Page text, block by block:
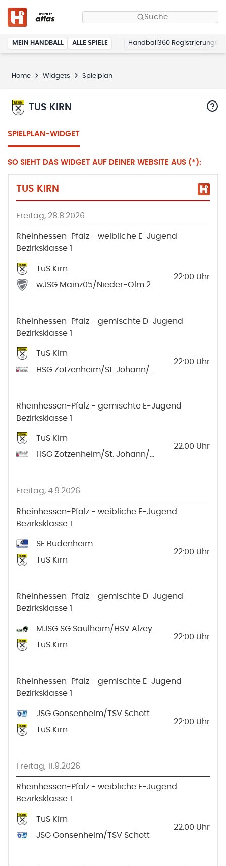
Suche
MEIN HANDBALL ALLE SPIELE Handball360 Registrierung
Home Widgets Spielplan
TUS KIRN
SPIELPLAN-WIDGET
SO SIEHT DAS WIDGET AUF DEINER WEBSITE AUS (*):
TUS KIRN
Freitag, 28.8.2026
Rheinhessen-Pfalz - weibliche E-Jugend
Bezirksklasse 1
TuS Kirn
wJSG Mainz05/Nieder-Olm 2
22:00 Uhr
Rheinhessen-Pfalz - gemischte D-Jugend
Bezirksklasse 1
TuS Kirn
22:00 Uhr
Rheinhessen-Pfalz - gemischte E-Jugend
Bezirksklasse 1
TuS Kirn
22:00 Uhr
Freitag, 4.9.2026
Rheinhessen-Pfalz - weibliche E-Jugend
Bezirksklasse 1
SF Budenheim
TuS Kirn
22:00 Uhr
Rheinhessen-Pfalz - gemischte D-Jugend
Bezirksklasse 1
TuS Kirn
22:00 Uhr
Rheinhessen-Pfalz - gemischte E-Jugend
Bezirksklasse 1
JSG Gonsenheim/TSV Schott
TuS Kirn
22:00 Uhr
Freitag, 11.9.2026
Rheinhessen-Pfalz - weibliche E-Jugend
Bezirksklasse 1
TuS Kirn
JSG Gonsenheim/TSV Schott
22:00 Uhr